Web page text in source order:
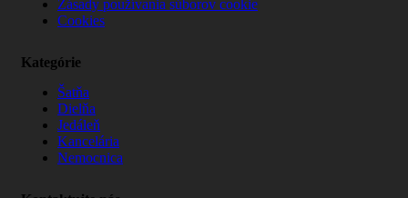
Zásady používania súborov cookie
Cookies
Kategórie
Šatňa
Dielňa
Jedáleň
Kancelária
Nemocnica